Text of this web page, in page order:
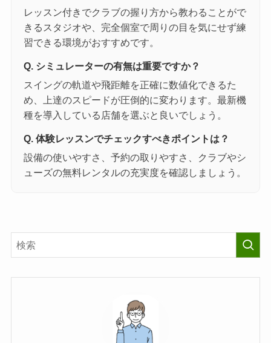
レッスン付きでクラブの握り方から教わることがで
きるスタジオや、完全個室で周りの目を気にせず練
習できる環境がおすすめです。
Q. シミュレーターの有無は重要ですか？
スイングの軌道や飛距離を正確に数値化できるた
め、上達のスピードが圧倒的に変わります。最新機
種を導入している店舗を選ぶと良いでしょう。
Q. 体験レッスンでチェックすべきポイントは？
設備の使いやすさ、予約の取りやすさ、クラブやシ
ューズの無料レンタルの充実度を確認しましょう。